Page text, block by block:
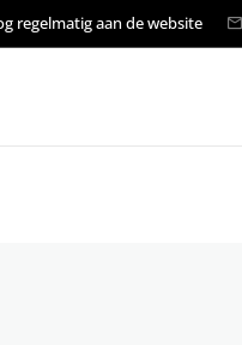
regelmatig aan de website